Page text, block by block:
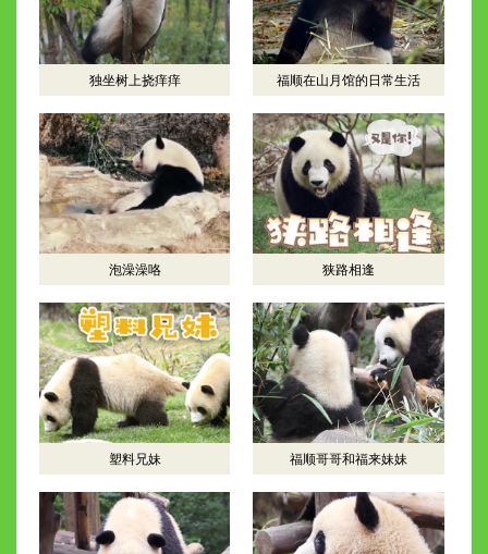
独坐树上挠痒痒 福顺在山月馆的日常生活
泡澡澡咯 狭路相逢
塑料兄妹 福顺哥哥和福来妹妹